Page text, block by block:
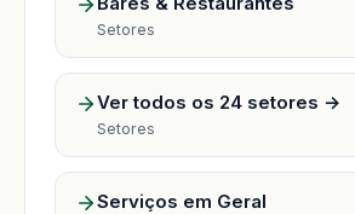
Setores
Ver todos os 24 setores →
Setores
Serviços em Geral